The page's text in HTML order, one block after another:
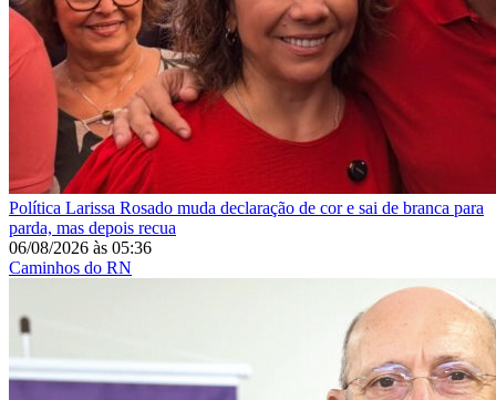
Política Larissa Rosado muda declaração de cor e sai de branca para
parda, mas depois recua
06/08/2026 às 05:36
Caminhos do RN